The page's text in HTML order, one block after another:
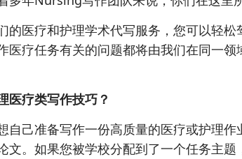
的医疗和护理学术代写服务，您可以轻
医疗任务有关的问题都将由我们在同一
医疗类写作技巧？
自己准备写作一份高质量的医疗或护理
文。如果您被学校分配到了一个任务主